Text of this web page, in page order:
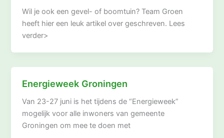
Wil je ook een gevel- of boomtuin? Team Groen
heeft hier een leuk artikel over geschreven. Lees
verder>
Energieweek Groningen
Van 23-27 juni is het tijdens de “Energieweek”
mogelijk voor alle inwoners van gemeente
Groningen om mee te doen met